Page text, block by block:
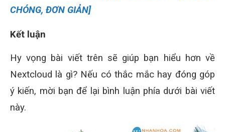
CHÓNG, ĐƠN GIẢN]
Kết luận
Hy vọng bài viết trên sẽ giúp bạn hiểu hơn về
Nextcloud là gì? Nếu có thắc mắc hay đóng góp
ý kiến, mời bạn để lại bình luận phía dưới bài viết
này.